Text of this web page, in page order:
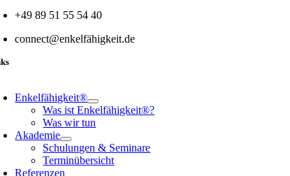
+49 89 51 55 54 40
connect@enkelfähigkeit.de
Enkelfähigkeit®
Was ist Enkelfähigkeit®?
Was wir tun
Akademie
Schulungen & Seminare
Terminübersicht
Referenzen